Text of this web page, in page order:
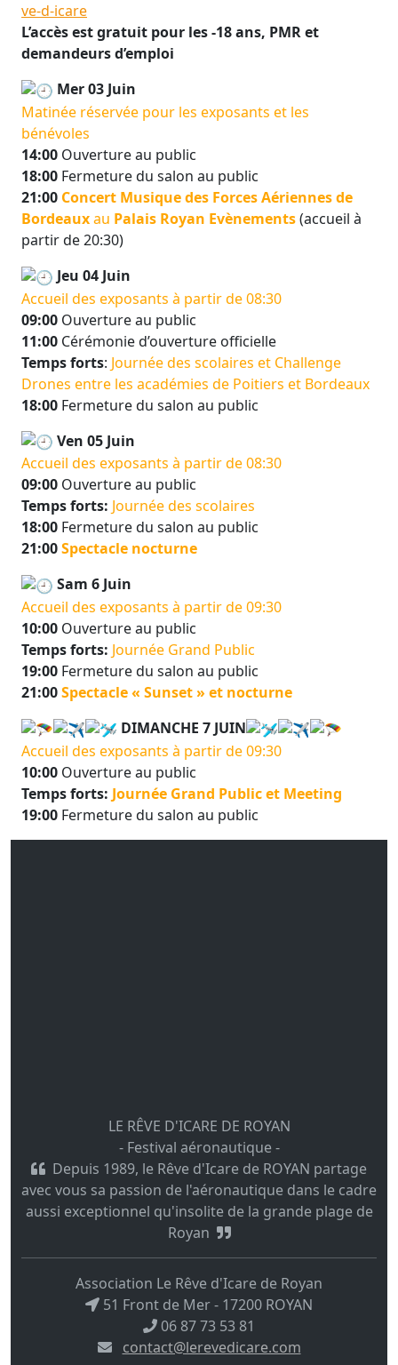
ve-d-icare
L’accès est gratuit pour les -18 ans, PMR et
demandeurs d’emploi
Mer 03 Juin
Matinée réservée pour les exposants et les
bénévoles
14:00 Ouverture au public
18:00 Fermeture du salon au public
21:00 Concert Musique des Forces Aériennes de
Bordeauxau Palais Royan Evènements(accueil à
partir de 20:30)
Jeu 04 Juin
Accueil des exposants à partir de 08:30
09:00 Ouverture au public
11:00 Cérémonie d’ouverture officielle
Temps forts: Journée des scolaires et Challenge
Drones entre les académies de Poitiers et Bordeaux
18:00 Fermeture du salon au public
Ven 05 Juin
Accueil des exposants à partir de 08:30
09:00 Ouverture au public
Temps forts: Journée des scolaires
18:00 Fermeture du salon au public
21:00Spectacle nocturne
Sam 6 Juin
Accueil des exposants à partir de 09:30
10:00 Ouverture au public
Temps forts: Journée Grand Public
19:00 Fermeture du salon au public
21:00Spectacle « Sunset » et nocturne
DIMANCHE 7 JUIN
Accueil des exposants à partir de 09:30
10:00 Ouverture au public
Temps forts: Journée Grand Public et Meeting
19:00 Fermeture du salon au public
LE RÊVE D'ICARE DE ROYAN
- Festival aéronautique -
Depuis 1989, le Rêve d'Icare de ROYAN partage
avec vous sa passion de l'aéronautique dans le cadre
aussi exceptionnel qu'insolite de la grande plage de
Royan
Association Le Rêve d'Icare de Royan
51 Front de Mer - 17200 ROYAN
06 87 73 53 81
contact@lerevedicare.com